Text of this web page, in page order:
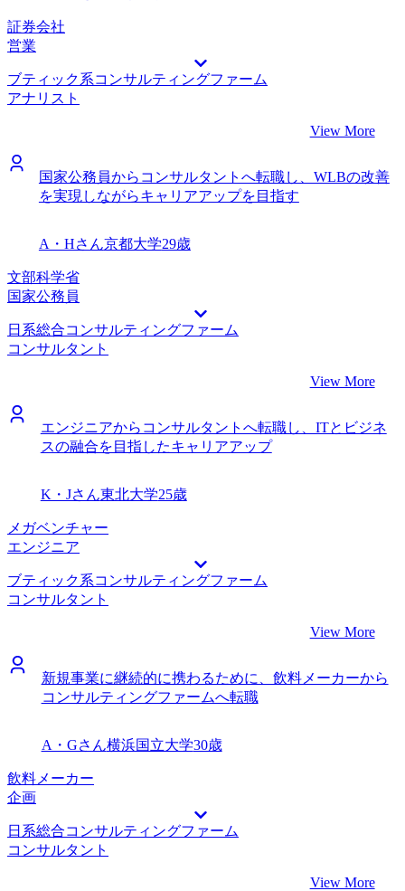
コンサルタントの現場でも活きるはずと稲田さんにご指摘い
ただき、書類でもプッシュしたのが効果的だったと分析して
います。面接でもWMS関連の話はかなり感触が良かったの
で、プロの力を借りて正解だったと思っています。 いまさ
ら言っても仕方がないですが、後5年早く転職活動していた
らもっと楽だったと思います。たまたま今の採用ニーズと合
今回の内定はなかったのではないかと思いました。 転職前
は年収800万円、転職後は年収1100万円になりました。 マネ
ージャーという望外のオファーをいただき、うれしいのと同
時に正直かなり緊張している部分があります。自分の下で働
な知見でバリューを発揮していきたいと考えています。
証券会社
営業
ブティック系コンサルティングファーム
アナリスト
View More
国家公務員からコンサルタントへ転職し、WLBの改善
を実現しながらキャリアアップを目指す
A・Hさん京都大学29歳
文部科学省
国家公務員
日系総合コンサルティングファーム
コンサルタント
View More
エンジニアからコンサルタントへ転職し、ITとビジネ
スの融合を目指したキャリアアップ
K・Jさん東北大学25歳
メガベンチャー
エンジニア
ブティック系コンサルティングファーム
コンサルタント
View More
新規事業に継続的に携わるために、飲料メーカーから
コンサルティングファームへ転職
A・Gさん横浜国立大学30歳
飲料メーカー
企画
日系総合コンサルティングファーム
コンサルタント
View More